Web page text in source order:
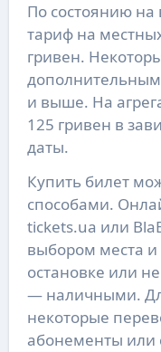
По состоянию на
тариф на
гривен.
дополнительным
и выше. На
125 гривен в
даты.
Купить билет
способами.
tickets.ua или
выбором места
остановке или
— наличными.
некоторые
абонементы или